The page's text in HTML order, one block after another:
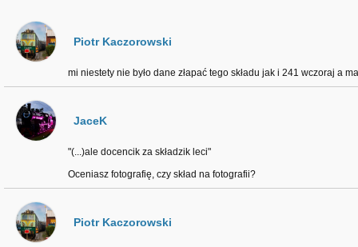
Piotr Kaczorowski
mi niestety nie było dane złapać tego składu jak i 241 wczoraj a
JaceK
"(...)ale docencik za składzik leci"
Oceniasz fotografię, czy skład na fotografii?
Piotr Kaczorowski